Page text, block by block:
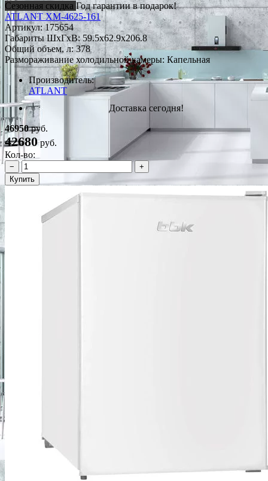
Сезонная скидка Год гарантии в подарок!
ATLANT ХМ-4625-161
Артикул:175654
Габариты ШxГxВ: 59.5x62.9x206.8
Общий объем, л: 378
Размораживание холодильной камеры: Капельная
Производитель:
ATLANT
Доставка сегодня!
46950руб.
42680руб.
Кол-во:
−
+
Купить